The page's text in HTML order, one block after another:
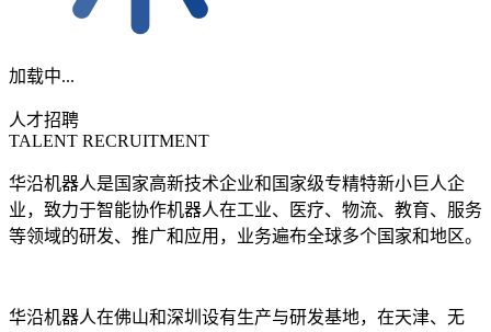
加载中...
人才招聘
TALENT RECRUITMENT
华沿机器人是国家高新技术企业和国家级专精特新小巨人企
业，致力于智能协作机器人在工业、医疗、物流、教育、服务
等领域的研发、推广和应用，业务遍布全球多个国家和地区。
华沿机器人在佛山和深圳设有生产与研发基地，在天津、无